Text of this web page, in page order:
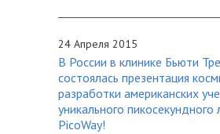
24 Апреля 2015
В России в клинике Бьюти
состоялась презентация
разработки американских
уникального пикосекундного
PicoWay!